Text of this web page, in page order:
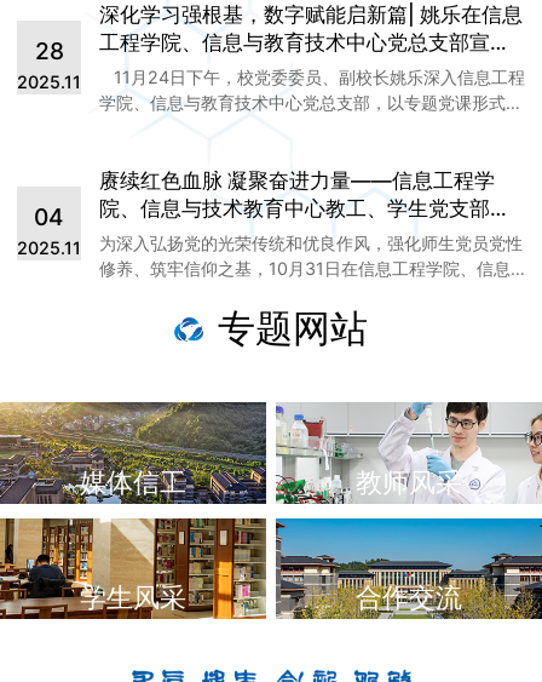
以思想伟力锚定奋斗方向1月13日支部首先开展“习近平
总书记新年贺词”专题学习会，党员们通过观看视频学习
出“锐始者必图其终，成功者先计于始”“山海寻梦，不觉
其远；前路迢迢，阔步而行”殷切嘱托，激励全体党员坚
情，围绕“2026年个人目标与责任担当”开展交流讨论。
大家分别从“加强政治理论学习，提升专业技能”“科学制
定考研规划，积极备考”“投身实践服务实习，积极求
职”等方向畅谈个人新年计划，充分展现新时代青年党员
昂扬的进取状态和强烈的责任担当。服务篇：暖新生·显
新生，推动党员教师联系学生寝室走深走实，学生党支
部联合教工党支部于1月15日共同组织党员师生开展“暖
困难，倾听新生心声。特别关注了宿舍的安全和卫生状
况，并再三叮嘱同学们期末考试做到诚信应考。最后，
学生党支部为同学们分发了磁性书签等学习用品，以励
志寄语传递组织温暖。同学们纷纷表示感受到了党组织
的关怀和温暖。他们表示将牢记老师的嘱托和期望，努
力学习、积极进取，为学院发展贡献自己的力量。本次
主题党日活动中，全体党员和师生在新年贺词的思想淬
炼与为学生服务中同频共振。在贺词精神中汲取奋进力
量，于走访慰问中传递组织温暖，彰显了学院始终坚持
为同学们的大学之路保驾护航。
28
2025.11
深化学习强根基，数字赋能启新篇| 姚乐在信息
工程学院、信息与教育技术中心党总支部宣讲
党的二十届四中全会精神
11月24日下午，校党委委员、副校长姚乐深入信息工程
学院、信息与教育技术中心党总支部，以专题党课形式宣
确未来发展方向，凝聚师生奋进共识。活动由党总支书记
朱晓峰主持。姚乐结合学校发展目标与“十五五”规划谋
义及核心内容。他重点解析了“六个坚持”和“十二个方面重
要部署”，强调学院与中心需聚焦“科技自立自强”“高质量
发展”“新质生产力”等关键领域，将全会精神融入部门发展
全过程。同时，他提出要推动人工智能、智能医学等前沿
过程中，姚乐强调要强担当、重育人、守初心，推动精神
落地生根，并对师生提出了五点希望。一是担当作为，摒
弃得过且过心态，以“时时放心不下”的责任感投身事业；
二是务实为民，始终以师生为中心，解决急难愁盼问题；
三是守正创新，既尊重教育规律，又勇于突破传统束缚；
四是自我革命，全面从严治党，锤炼党性，永葆清廉本
色；五是胸怀天下，拓宽国际视野，扎根中国大地办教
育。他通过分享优秀校友的成长事迹，强调了“以学生为
中心”的育人理念，呼吁全体教师关爱学生、倾心育人，
04
2025.11
赓续红色血脉 凝聚奋进力量——信息工程学
院、信息与技术教育中心教工、学生党支部开
展“忆初心、强党性”主题党日活动
为深入弘扬党的光荣传统和优良作风，强化师生党员党性
修养、筑牢信仰之基，10月31日在信息工程学院、信息
师生党员在杭州市临安区党群服务中心共同开展“忆初
心、强党性”主题党日活动。寻迹·在红色展厅里追寻初心
展脉络。师生党员通过图文、影像、实物，系统学习了周
恩来西天目山之行、天目山三次反顽战役、青山湖科技城
建设等重要党史事件，深入了解粟裕、刘毓标、陈金水等
先进人物事迹，真切感悟临安地区近百年来在党的领导下
取得的伟大成就。大家驻足先进榜样事迹展前，认真研读
人物故事，从榜样精神中汲取奋进力量。触摸·在数字光
影间传承使命在党建互动体验展厅，师生们积极体验党建
打卡项目；通过VR设备沉浸式“云游”临安的绿水青山与红
色地标；互动魔镜墙灵活查询党建知识。通过操作互动，
宣誓·于铮铮誓言中砥砺初心参观学习后师生们齐聚先烈
专题网站
媒体信工 教师风采
学生风采 合作交流